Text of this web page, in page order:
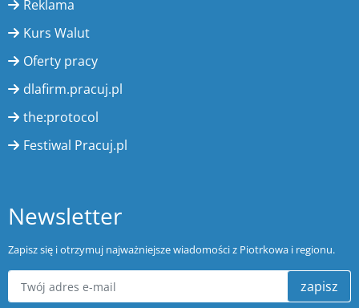
Reklama
Kurs Walut
Oferty pracy
dlafirm.pracuj.pl
the:protocol
Festiwal Pracuj.pl
Newsletter
Zapisz się i otrzymuj najważniejsze wiadomości z Piotrkowa i regionu.
zapisz